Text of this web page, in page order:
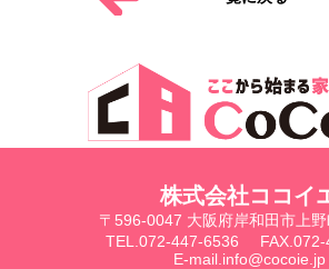
株式会社ココイ
〒596-0047 大阪府岸和田市上
TEL.072-447-6536
E-mail.info@cocoie.jp